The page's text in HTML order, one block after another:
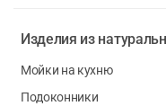
Изделия из
Мойки на кухню
Подоконники